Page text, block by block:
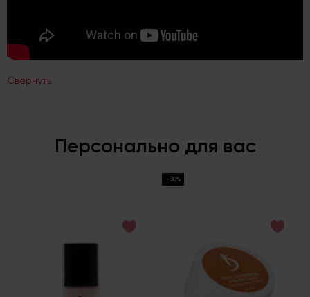
Свернуть
Персонально для вас
-30%